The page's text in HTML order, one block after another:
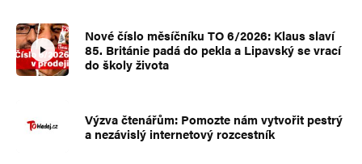
Nové číslo měsíčníku TO 6/2026: Klaus slaví
85. Británie padá do pekla a Lipavský se vrací
do školy života
Výzva čtenářům: Pomozte nám vytvořit pestrý
a nezávislý internetový rozcestník